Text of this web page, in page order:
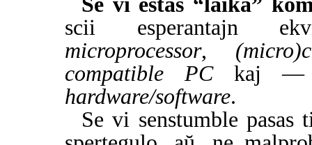
scii esperantajn
microprocessor,
compatible PCkaj —
hardware/software.
Se vi senstumble